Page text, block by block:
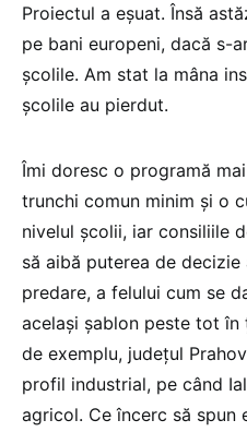
Proiectul a eșuat. Însă
pe bani europeni, dacă s-
școlile. Am stat la mâna
școlile au pierdut.
Îmi doresc o programă
trunchi comun minim și o
nivelul școlii, iar consiliile
să aibă puterea de
predare, a felului cum se
același șablon peste tot în
de exemplu, județul
profil industrial, pe când
agricol. Ce încerc să spun